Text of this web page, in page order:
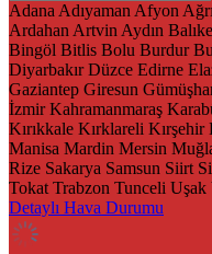
Adana Adıyaman Afyon Ağrı
Ardahan Artvin Aydın
Bingöl Bitlis Bolu Burdur
Diyarbakır Düzce Edirne
Gaziantep Giresun
İzmir Kahramanmaraş
Kırıkkale Kırklareli Kırşehir
Manisa Mardin Mersin
Rize Sakarya Samsun Siirt
Tokat Trabzon Tunceli Uşak
Detaylı Hava Durumu